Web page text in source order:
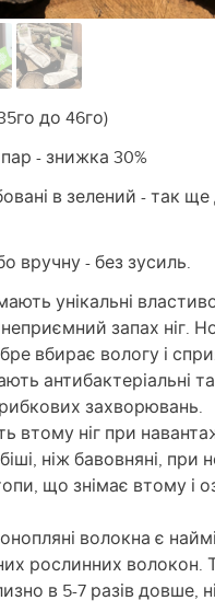
до 46го)
- знижка 30%
в зелений - так ще
вручну - без зусиль.
унікальні
запах ніг.
вбирає вологу і
антибактеріальні
захворювань.
втому ніг при
ніж бавовняні,
що знімає втому і
волокна є
рослинних волокон.
в 5-7 разів довше,